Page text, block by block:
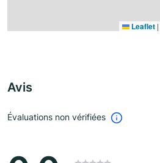
Leaflet |
Avis
Évaluations non vérifiées